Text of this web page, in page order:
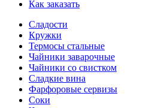
Как заказать
Сладости
Кружки
Термосы стальные
Чайники заварочные
Чайники со свистком
Сладкие вина
Фарфоровые сервизы
Соки